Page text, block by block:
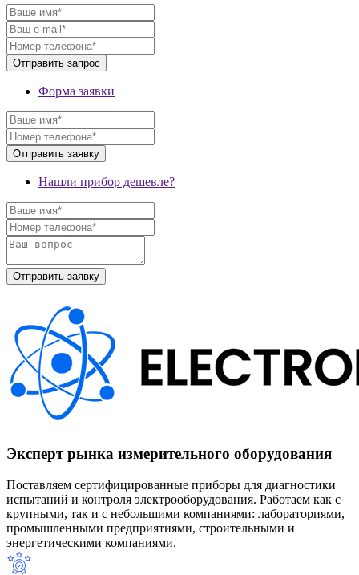
Форма заявки
Нашли прибор дешевле?
Эксперт рынка измерительного оборудования
Поставляем сертифицированные приборы для диагностики
испытаний и контроля электрооборудования. Работаем как с
крупными, так и с небольшими компаниями: лабораториями,
промышленными предприятиями, строительными и
энергетическими компаниями.